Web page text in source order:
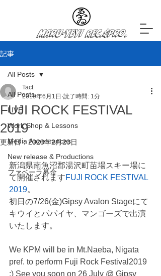
Maru-YeYi Rec.&Pro.
記事
All Posts
LIVE
Work Shop & Lessons
Media Appearances
New release & Productions
ファベーラ募金
All Posts
FUJI ROCK FESTIVAL
2019
Tact
2019年6月1日 読了時間: 1分
更新日：2023年2月20日
新潟県南魚沼郡湯沢町苗場スキー場に
て開催されますFUJI ROCK FESTIVAL
2019。
初日の7/26(金)Gipsy Avalon Stageにて
キウイとパパイヤ、マンゴーズで出演
いたします。
We KPM will be in Mt.Naeba, Nigata
pref. to perform Fuji Rock Festival2019
:) See you soon on 26 July @ Gipsy